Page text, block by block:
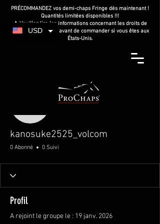
PRÉCOMMANDEZ vos demi-chaps Fringe dès maintenant !
Quantités limitées disponibles !!!
⚠️ Veuillez lire les informations concernant les droits de
douane américains avant de commander si vous êtes aux
États-Unis.
kanosuke2525_volcom
0 Abonné 0 Suivi
Profil
A rejoint le groupe le : 19 janv. 2026
USD